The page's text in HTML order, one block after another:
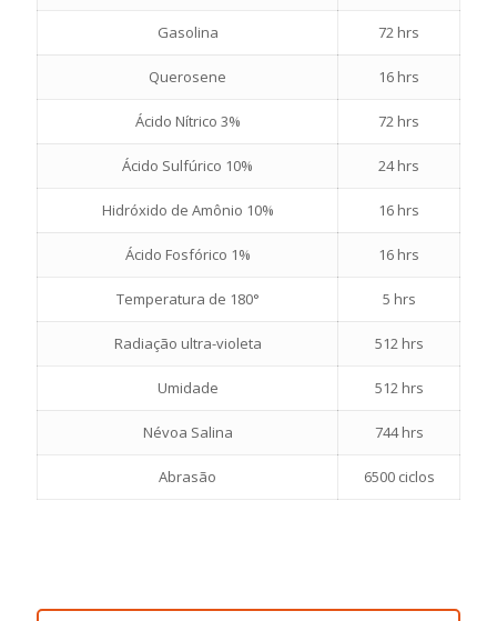
Gasolina 72 hrs
Querosene 16 hrs
Ácido Nítrico 3% 72 hrs
Ácido Sulfúrico 10% 24 hrs
Hidróxido de Amônio 10% 16 hrs
Ácido Fosfórico 1% 16 hrs
Temperatura de 180° 5 hrs
Radiação ultra-violeta 512 hrs
Umidade 512 hrs
Névoa Salina 744 hrs
Abrasão 6500 ciclos